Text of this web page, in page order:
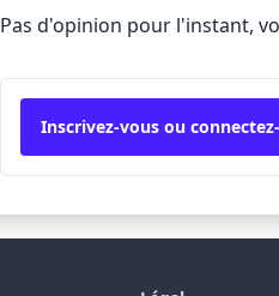
Pas d'opinion pour l'instant,
Inscrivez-vous ou